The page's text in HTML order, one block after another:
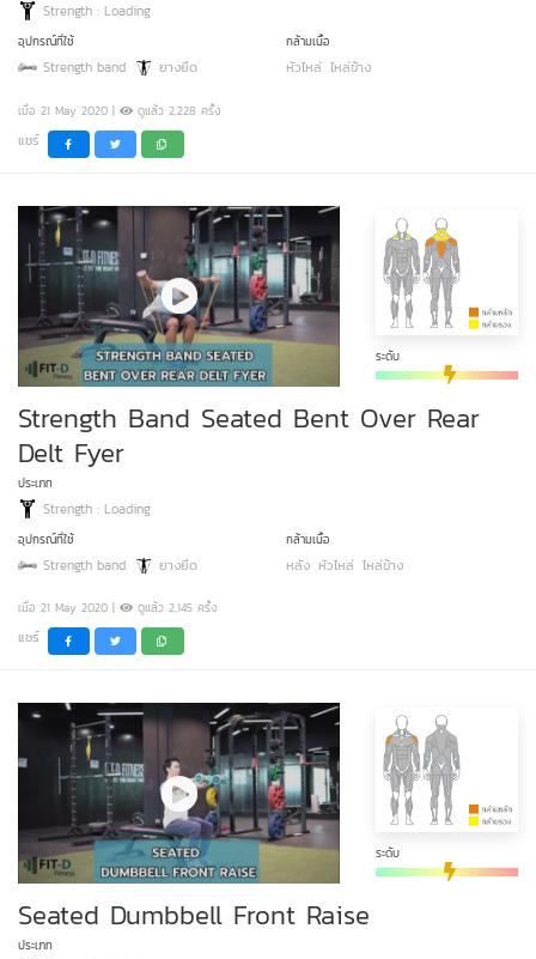
Strength : Loading
อุปกรณ์ที่ใช้
Strength band ยางยืด
กล้ามเนื้อ
หัวไหล่ ไหล่ข้าง
เมื่อ 21 May 2020 | ดูแล้ว 2,228 ครั้ง
แชร์
ระดับ
Strength Band Seated Bent Over Rear
Delt Fyer
ประเภท
Strength : Loading
อุปกรณ์ที่ใช้
Strength band ยางยืด
กล้ามเนื้อ
หลัง หัวไหล่ ไหล่ข้าง
เมื่อ 21 May 2020 | ดูแล้ว 2,145 ครั้ง
แชร์
ระดับ
Seated Dumbbell Front Raise
ประเภท